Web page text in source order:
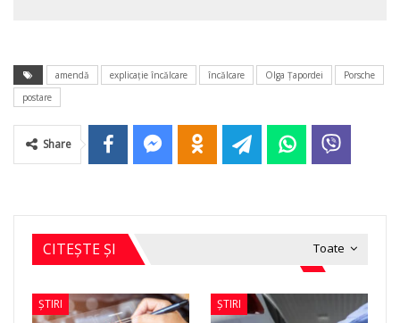
amendă explicație încălcare încălcare Olga Țapordei
Porsche
postare
Share
Toate
CITEȘTE ȘI
ȘTIRI ȘTIRI